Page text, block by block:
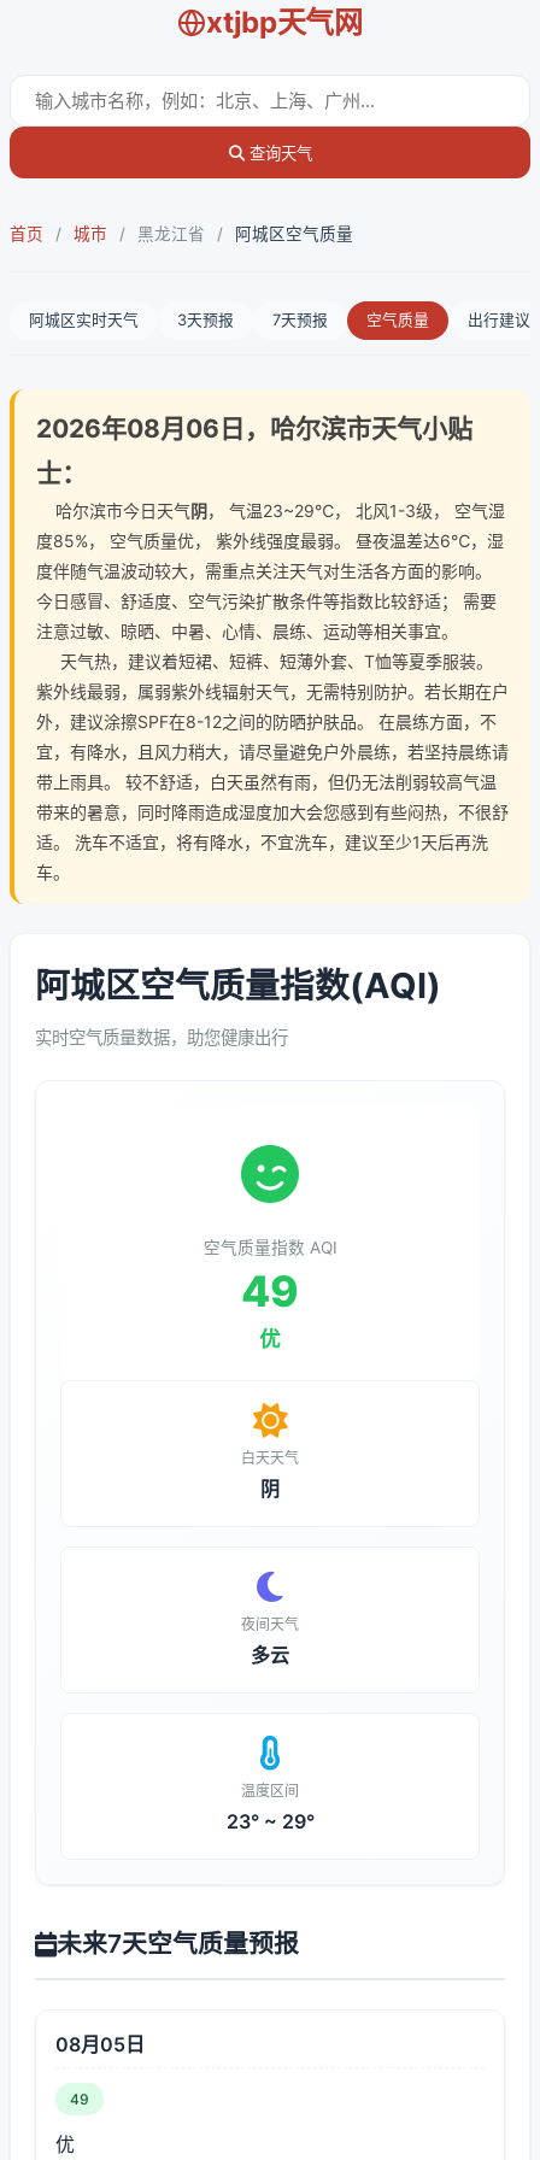
xtjbp天气网
查询天气
首页 / 城市 / 黑龙江省 / 阿城区空气质量
阿城区实时天气 3天预报 7天预报 空气质量 出行建议
2026年08月06日，哈尔滨市天气小贴
士：
哈尔滨市今日天气阴， 气温23~29℃， 北风1-3级， 空气湿
度85%， 空气质量优， 紫外线强度最弱。 昼夜温差达6℃，湿
度伴随气温波动较大，需重点关注天气对生活各方面的影响。
今日感冒、舒适度、空气污染扩散条件等指数比较舒适； 需要
注意过敏、晾晒、中暑、心情、晨练、运动等相关事宜。
天气热，建议着短裙、短裤、短薄外套、T恤等夏季服装。
紫外线最弱，属弱紫外线辐射天气，无需特别防护。若长期在户
外，建议涂擦SPF在8-12之间的防晒护肤品。 在晨练方面，不
宜，有降水，且风力稍大，请尽量避免户外晨练，若坚持晨练请
带上雨具。 较不舒适，白天虽然有雨，但仍无法削弱较高气温
带来的暑意，同时降雨造成湿度加大会您感到有些闷热，不很舒
适。 洗车不适宜，将有降水，不宜洗车，建议至少1天后再洗
车。
阿城区空气质量指数(AQI)
实时空气质量数据，助您健康出行
空气质量指数 AQI
49
优
白天天气
阴
夜间天气
多云
温度区间
23° ~ 29°
未来7天空气质量预报
08月05日
49
优